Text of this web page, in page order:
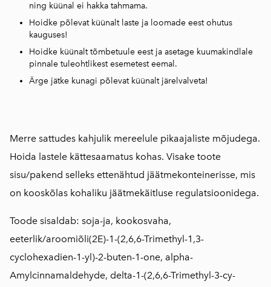
ning küünal ei hakka tahmama.
Hoidke põlevat küünalt laste ja loomade eest ohutus
kauguses!
Hoidke küünalt tõmbetuule eest ja asetage kuumakindlale
pinnale tuleohtlikest esemetest eemal.
Ärge jätke kunagi põlevat küünalt järelvalveta!
Merre sattudes kahjulik mereelule pikaajaliste mõjudega.
Hoida lastele kättesaamatus kohas. Visake toote
sisu/pakend selleks ettenähtud jäätmekonteinerisse, mis
on kooskõlas kohaliku jäätmekäitluse regulatsioonidega.
Toode sisaldab: soja-ja, kookosvaha,
eeterlik/aroomiõli(2E)-1-(2,6,6-Trimethyl-1,3-
cyclohexadien-1-yl)-2-buten-1-one, alpha-
Amylcinnamaldehyde, delta-1-(2,6,6-Trimethyl-3-cy-